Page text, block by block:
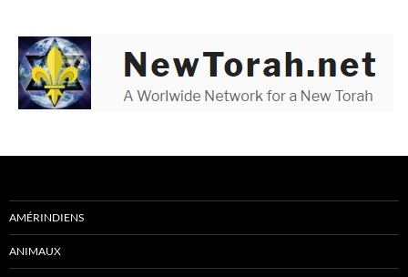
AMÉRINDIENS
ANIMAUX